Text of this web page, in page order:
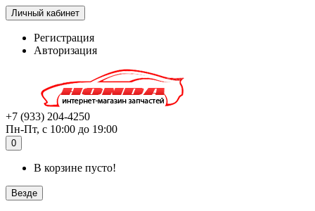
Личный кабинет
Регистрация
Авторизация
+7 (933) 204-4250
Пн-Пт, с 10:00 до 19:00
0
В корзине пусто!
Везде